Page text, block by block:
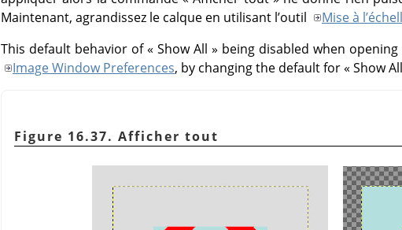
Maintenant, agrandissez le calque en utilisant l’outil
Mise à
This default behavior of« Show All » being disabled when
Image Window Preferences, by changing the default for« Show All
Figure 16.37. Afficher tout